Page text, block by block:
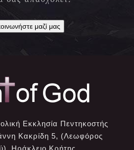
μαζί μας
Εκκλησία Πεντηκοστής
Κακρίδη 5, (Λεωφόρος
Ηράκλειο Κρήτης.